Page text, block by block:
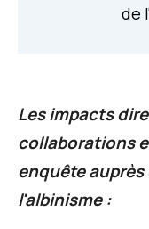
de
Les impacts
collaborations
enquête
l'albinisme :